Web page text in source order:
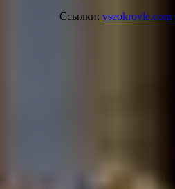
Ссылки: vseokrovle.com